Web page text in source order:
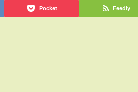
Pocket Feedly